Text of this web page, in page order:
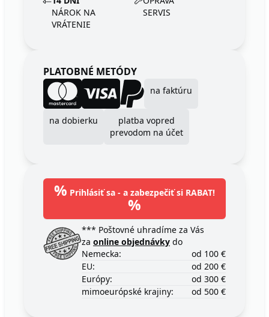
NÁROK NA
VRÁTENIE
SERVIS
PLATOBNÉ METÓDY
na faktúru
na dobierku
platba vopred
prevodom na účet
% Prihlásiť sa - a zabezpečiť si RABAT!
%
*** Poštovné uhradíme za Vás
za online objednávky do
Nemecka:
od 100 €
EU:
od 200 €
Európy:
od 300 €
mimoeurópské krajiny:
od 500 €